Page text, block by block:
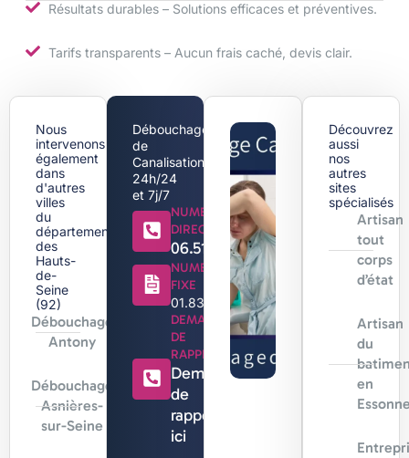
Résultats durables – Solutions efficaces et préventives.
Tarifs transparents – Aucun frais caché, devis clair.
Nous
intervenons
également
dans
d'autres
villes
du
département
des
Hauts-
de-
Seine
(92)
Débouchage
Antony
Débouchage
Asnières-
sur-Seine
Débouchage
de
Canalisation
24h/24
et 7j/7
NUMERO
DIRECT
06.51.44.18.71
NUMERO
FIXE
01.83.88.96.96
DEMANDE
DE
RAPPEL
Demande
de
rappel
ici
Découvrez
aussi
nos
autres
sites
spécialisés
Artisan
tout
corps
d’état
Artisan
du
en